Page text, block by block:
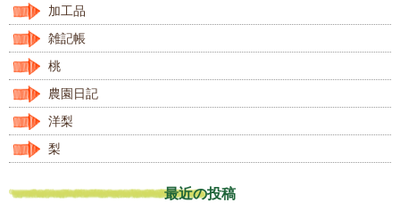
加工品
雑記帳
桃
農園日記
洋梨
梨
最近の投稿